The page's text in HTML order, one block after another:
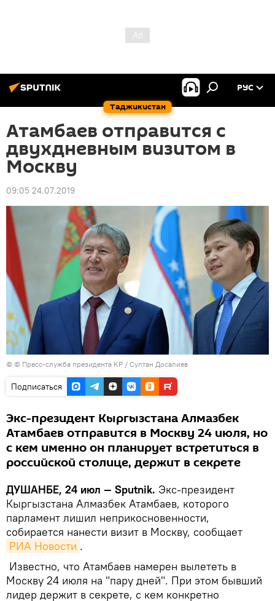
Таджикистан
РУС
Атамбаев отправится с
двухдневным визитом в
Москву
09:05 24.07.2019
© © Пресс-служба президента КР / Султан Досалиев
Подписаться
Экс-президент Кыргызстана Алмазбек
Атамбаев отправится в Москву 24 июля, но
с кем именно он планирует встретиться в
российской столице, держит в секрете
ДУШАНБЕ, 24 июл — Sputnik. Экс-президент
Кыргызстана Алмазбек Атамбаев, которого
парламент лишил неприкосновенности,
собирается нанести визит в Москву, сообщает
РИА Новости .
Известно, что Атамбаев намерен вылететь в
Москву 24 июля на "пару дней". При этом бывший
лидер держит в секрете, с кем конкретно